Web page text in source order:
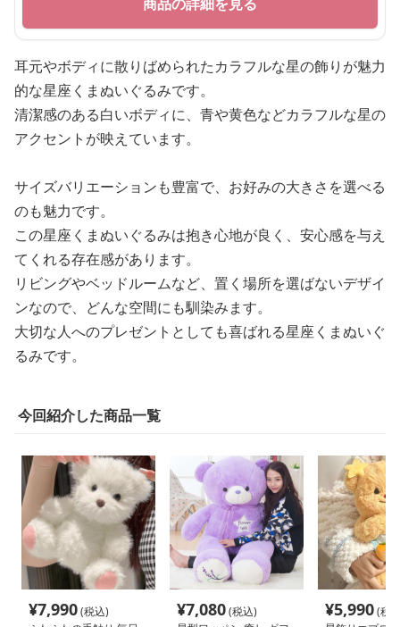
耳元やボディに散りばめられたカラフルな星の飾りが魅力
的な星座くまぬいぐるみです。
清潔感のある白いボディに、青や黄色などカラフルな星の
アクセントが映えています。
サイズバリエーションも豊富で、お好みの大きさを選べる
のも魅力です。
この星座くまぬいぐるみは抱き心地が良く、安心感を与え
てくれる存在感があります。
リビングやベッドルームなど、置く場所を選ばないデザイ
ンなので、どんな空間にも馴染みます。
大切な人へのプレゼントとしても喜ばれる星座くまぬいぐ
るみです。
今回紹介した商品一覧
¥7,990(税込)
¥7,080(税込)
¥5,990(税